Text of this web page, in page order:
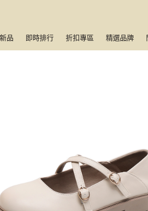
品 即時排行 折扣專區 精選品牌